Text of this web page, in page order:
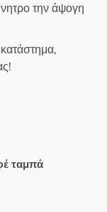
την άψογη
ταμπά